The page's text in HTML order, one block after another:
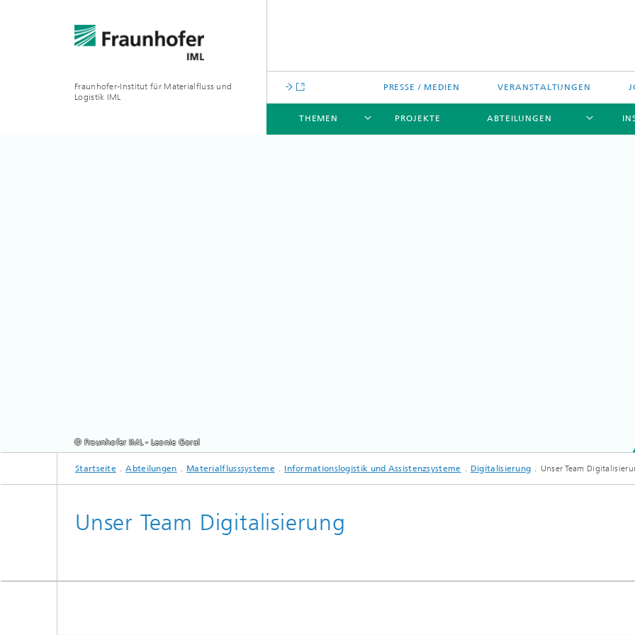
Fraunhofer-Institut für Materialfluss und
Logistik IML
PRESSE / MEDIEN VERANSTALTUNGEN
THEMEN PROJEKTE ABTEILUNGEN
Das Symbolbild zeigt mehrere Hände, die gemeinsam ein Puzzle
© Fraunhofer IML - Leonie Goral
Startseite Abteilungen Materialflusssysteme Informationslogistik und Assistenzsysteme Digitalisierung Unser Team
Unser Team Digitalisierung